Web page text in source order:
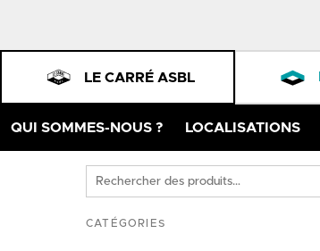
LE CARRÉ ASBL
QUI SOMMES-NOUS ? LOCALISATIONS
Rechercher
des
produits
CATÉGORIES